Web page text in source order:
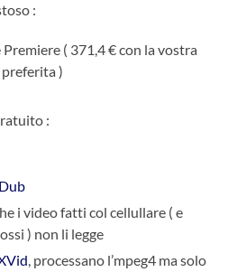
:
( 371,4 € con la vostra
)
:
i video fatti col cellullare ( e
) non li legge
, processano l’mpeg4 ma solo